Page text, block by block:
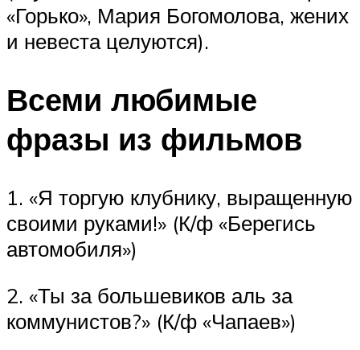
«Горько», Мария Богомолова, жених
и невеста целуются).
Всеми любимые
фразы из фильмов
1. «Я торгую клубнику, выращенную
своими руками!» (К/ф «Берегись
автомобиля»)
2. «Ты за большевиков аль за
коммунистов?» (К/ф «Чапаев»)